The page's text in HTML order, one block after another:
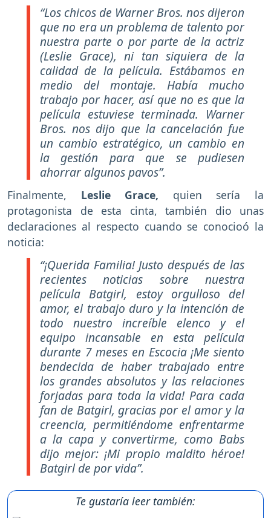
“Los chicos de Warner Bros. nos dijeron
que no era un problema de talento por
nuestra parte o por parte de la actriz
(Leslie Grace), ni tan siquiera de la
calidad de la película. Estábamos en
medio del montaje. Había mucho
trabajo por hacer, así que no es que la
película estuviese terminada. Warner
Bros. nos dijo que la cancelación fue
un cambio estratégico, un cambio en
la gestión para que se pudiesen
ahorrar algunos pavos”.
Finalmente, Leslie Grace, quien sería la
protagonista de esta cinta, también dio unas
declaraciones al respecto cuando se conocioó la
noticia:
“¡Querida Familia! Justo después de las
recientes noticias sobre nuestra
película Batgirl, estoy orgulloso del
amor, el trabajo duro y la intención de
todo nuestro increíble elenco y el
equipo incansable en esta película
durante 7 meses en Escocia ¡Me siento
bendecida de haber trabajado entre
los grandes absolutos y las relaciones
forjadas para toda la vida! Para cada
fan de Batgirl, gracias por el amor y la
creencia, permitiéndome enfrentarme
a la capa y convertirme, como Babs
dijo mejor: ¡Mi propio maldito héroe!
Batgirl de por vida”.
Te gustaría leer también: